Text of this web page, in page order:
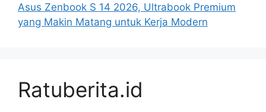
Asus Zenbook S 14 2026, Ultrabook Premium
yang Makin Matang untuk Kerja Modern
Ratuberita.id